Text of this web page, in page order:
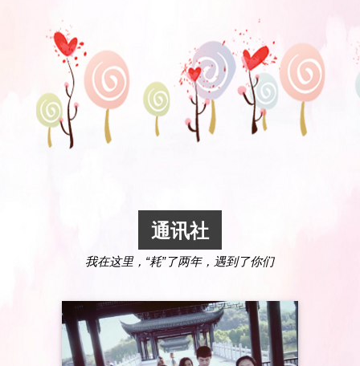
通讯社
我在这里，“耗”了两年，遇到了你们